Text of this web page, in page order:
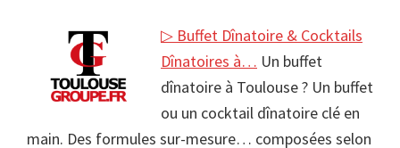
▷ Buffet Dînatoire & Cocktails
Dînatoires à… Un buffet
dînatoire à Toulouse ? Un buffet
ou un cocktail dînatoire clé en
main. Des formules sur-mesure… composées selon